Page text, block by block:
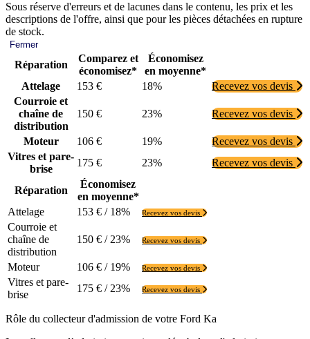
Sous réserve d'erreurs et de lacunes dans le contenu, les prix et les
descriptions de l'offre, ainsi que pour les pièces détachées en rupture
de stock.
Fermer
Réparation
Comparez et
économisez*
Économisez
en moyenne*
Attelage
153 € 18%
Recevez vos devis
Courroie et
chaîne de
distribution
150 € 23% Recevez vos devis
Moteur 106 € 19%
Recevez vos devis
Vitres et pare-
brise
175 € 23% Recevez vos devis
Réparation
Économisez
en moyenne*
Attelage
153 € / 18% Recevez vos devis
Courroie et
chaîne de
distribution
150 € / 23% Recevez vos devis
Moteur 106 € / 19% Recevez vos devis
Vitres et pare-
brise
175 € / 23% Recevez vos devis
Rôle du collecteur d'admission de votre Ford Ka